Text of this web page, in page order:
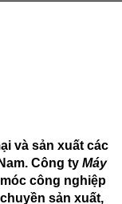
và sản xuất các
Công ty Máy
công nghiệp
sản xuất,